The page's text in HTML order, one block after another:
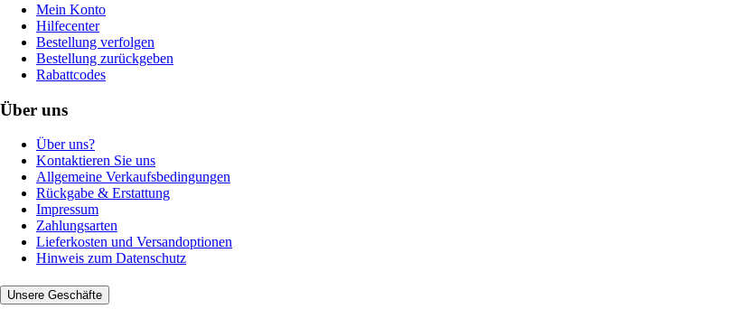
Mein Konto
Hilfecenter
Bestellung verfolgen
Bestellung zurückgeben
Rabattcodes
Über uns
Über uns?
Kontaktieren Sie uns
Allgemeine Verkaufsbedingungen
Rückgabe & Erstattung
Impressum
Zahlungsarten
Lieferkosten und Versandoptionen
Hinweis zum Datenschutz
Unsere Geschäfte